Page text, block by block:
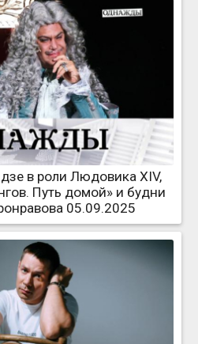
в роли Людовика XIV,
Путь домой» и будни
05.09.2025